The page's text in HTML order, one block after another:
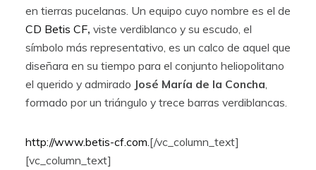
en tierras pucelanas. Un equipo cuyo nombre es el de
CD Betis CF, viste verdiblanco y su escudo, el
símbolo más representativo, es un calco de aquel que
diseñara en su tiempo para el conjunto heliopolitano
el querido y admirado José María de la Concha
formado por un triángulo y trece barras verdiblancas.
http://www.betis-cf.com [/vc_column_text]
[vc_column_text]
Verdeando.es es propiedad de la
empresa Babieca Creative Site S.L.